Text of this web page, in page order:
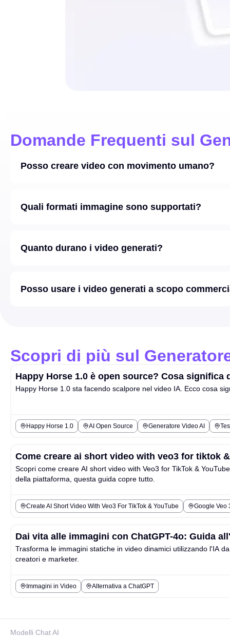
Domande Frequenti sul
Posso creare video con movimento umano?
Quali formati immagine sono supportati?
Quanto durano i video generati?
Posso usare i video generati a scopo
Scopri di più sul
Happy Horse 1.0 è open source? Cosa
Happy Horse 1.0 sta facendo scalpore nel video IA. Ecco cosa
Happy Horse 1.0 AI Open Source Generatore Video AI
Come creare ai short video with veo3 for tiktok
Scopri come creare AI short video with Veo3 for TikTok &
della piattaforma, questa guida copre tutto.
Create AI Short Video With Veo3 For TikTok & YouTube Google Veo
Dai vita alle immagini con ChatGPT-4o: Guida
Trasforma le immagini statiche in video dinamici utilizzando l'IA
creatori e marketer.
Immagini in Video Alternativa a ChatGPT
Modelli Chat AI